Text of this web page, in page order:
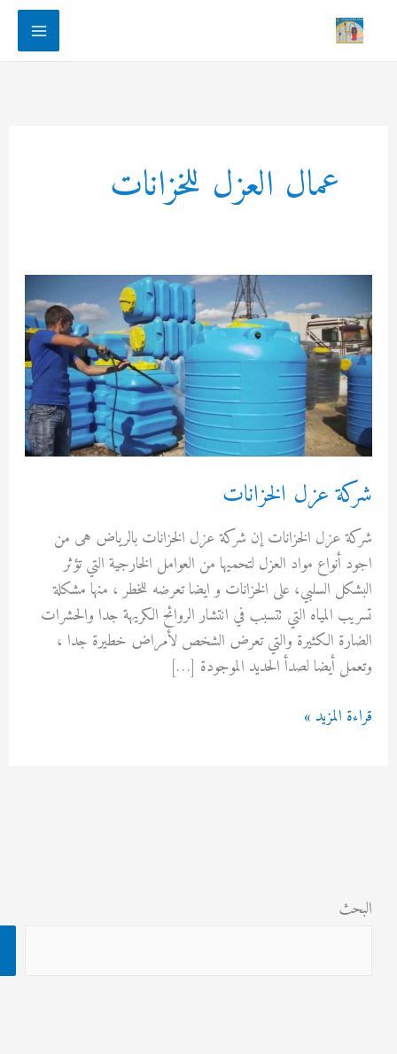
Main
عمال العزل للخزانات
عزل الخزانات
عزل الخزانات إن شركة عزل الخزانات بالرياض هى من
مواد العزل لتحميها من العوامل الخارجية التي تؤثر
السلبي، على الخزانات و ايضا تعرضه للخطر ، منها مشكلة
المياه التي تتسبب في انتشار الروائح الكريهة جدا والحشرات
الكثيرة والتي تعرض الشخص لأمراض خطيرة جدا ،
أيضا لصدأ الحديد الموجودة […]
»